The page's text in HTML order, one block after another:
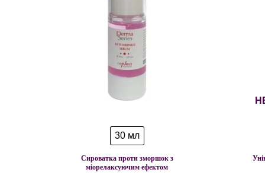
30 мл
Сироватка проти зморшок з
міорелаксуючим ефектом